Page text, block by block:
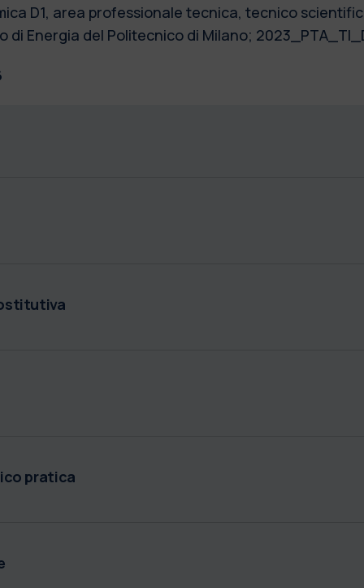
D1, area professionale tecnica, tecnico
di Energia del Politecnico di Milano;
pratica